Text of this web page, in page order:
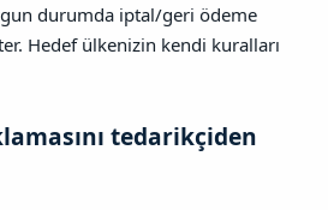
durumda iptal/geri ödeme
Hedef ülkenizin kendi kuralları
tedarikçiden